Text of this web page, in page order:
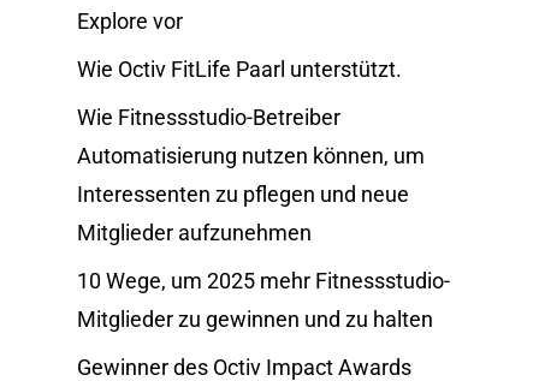
Explore vor
Wie Octiv FitLife Paarl unterstützt.
Wie Fitnessstudio-Betreiber
Automatisierung nutzen können, um
Interessenten zu pflegen und neue
Mitglieder aufzunehmen
10 Wege, um 2025 mehr Fitnessstudio-
Mitglieder zu gewinnen und zu halten
Gewinner des Octiv Impact Awards